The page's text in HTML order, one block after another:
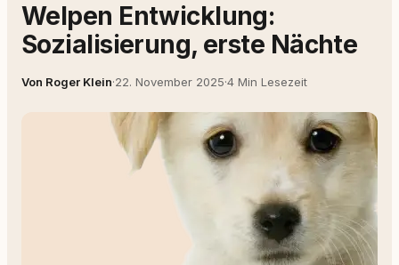
Welpen Entwicklung:
Sozialisierung, erste Nächte
Von Roger Klein·22. November 2025·4 Min Lesezeit